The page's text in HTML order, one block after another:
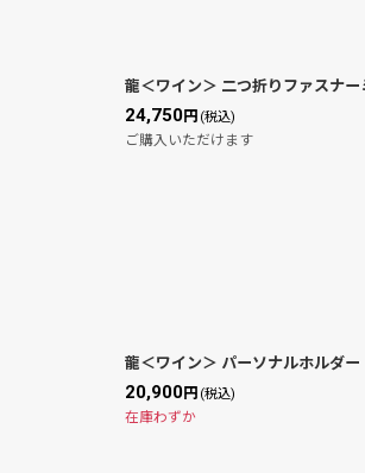
龍＜ワイン＞ 二つ折りファスナー
24,750円 (税込)
ご購入いただけます
龍＜ワイン＞ パーソナルホルダー
20,900円 (税込)
在庫わずか